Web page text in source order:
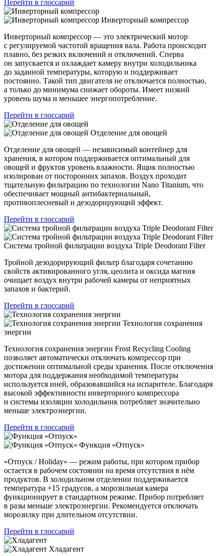
Перейти в глоссарий
Инверторный компрессор
Инверторный компрессор — это электрический мотор
с регулируемой частотой вращения вала. Работа происходит
плавно, без резких включений и отключений. Сперва
он запускается и охлаждает камеру внутри холодильника
до заданной температуры, которую и поддерживает
постоянно. Такой тип двигателя не отключается полностью,
а только до минимума снижает обороты. Имеет низкий
уровень шума и меньшее энергопотребление.
Перейти в глоссарий
Отделение для овощей
Отделение для овощей — независимый контейнер для
хранения, в котором поддерживается оптимальный для
овощей и фруктов уровень влажности. Ящик полностью
изолирован от посторонних запахов. Воздух проходит
тщательную фильтрацию по технологии Nano Titanium, что
обеспечивает мощный антибактериальный,
противоплесневый и дезодорирующий эффект.
Перейти в глоссарий
Система тройной фильтрации воздуха Triple Deodorant Filter
Тройной дезодорирующий фильтр благодаря сочетанию
свойств активированного угля, цеолита и оксида магния
очищает воздух внутри рабочей камеры от неприятных
запахов и бактерий.
Перейти в глоссарий
Технология сохранения
энергии
Технология сохранения энергии Frost Recycling Cooling
позволяет автоматически отключать компрессор при
достижении оптимальной среды хранения. После отключения
мотора для поддержания необходимой температуры
используется иней, образовавшийся на испарителе. Благодаря
высокой эффективности инверторного компрессора
и системы изоляции холодильник потребляет значительно
меньше электроэнергии.
Перейти в глоссарий
Функция «Отпуск»
«Отпуск / Holiday» — режим работы, при котором прибор
остается в рабочем состоянии на время отсутствия в нём
продуктов. В холодильном отделении поддерживается
температура +15 градусов, а морозильная камера
функционирует в стандартном режиме. Прибор потребляет
в разы меньше электроэнергии. Рекомендуется отключать
морозилку при длительном отсутствии.
Перейти в глоссарий
Хладагент